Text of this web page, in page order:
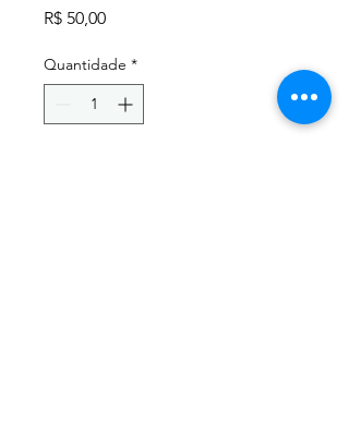
R$ 50,00Preço
Quantidade *